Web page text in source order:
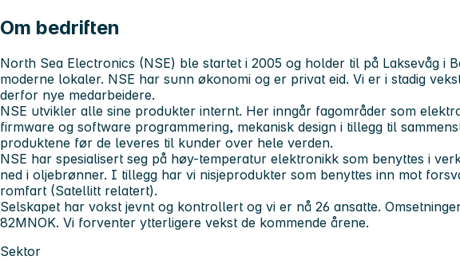
Om bedriften
North Sea Electronics (NSE) ble startet i 2005 og holder til på Laksevåg i
moderne lokaler. NSE har sunn økonomi og er privat eid. Vi er i stadig
derfor nye medarbeidere.
NSE utvikler alle sine produkter internt. Her inngår fagområder som
firmware og software programmering, mekanisk design i tillegg til
produktene før de leveres til kunder over hele verden.
NSE har spesialisert seg på høy-temperatur elektronikk som benyttes i
ned i oljebrønner. I tillegg har vi nisjeprodukter som benyttes inn mot
romfart (Satellitt relatert).
Selskapet har vokst jevnt og kontrollert og vi er nå 26 ansatte.
82MNOK. Vi forventer ytterligere vekst de kommende årene.
Sektor